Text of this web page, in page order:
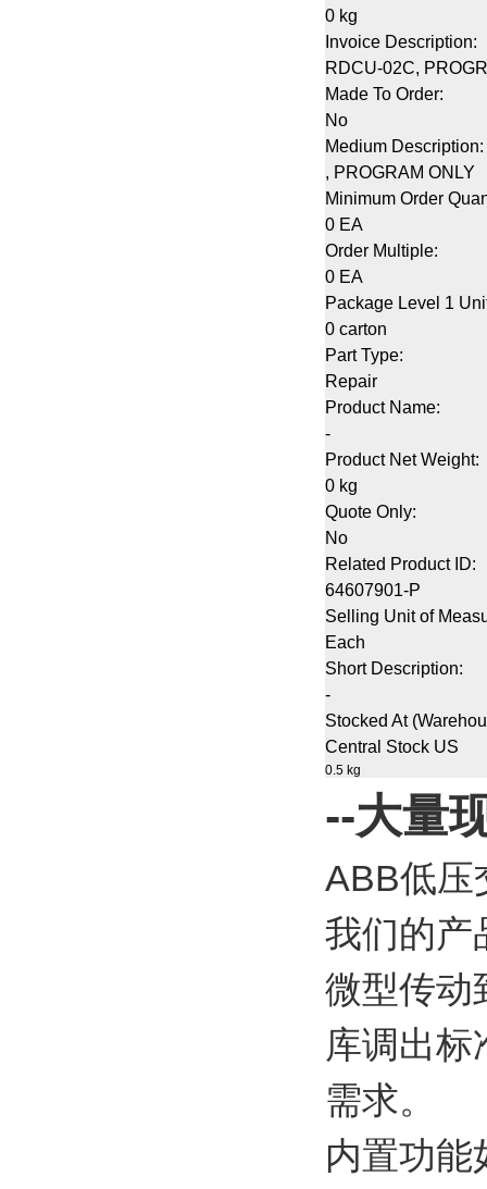
0 kg
Invoice Description:
RDCU-02C,
Made To Order:
No
Medium Description:
, PROGRAM ONLY
Minimum Order
0 EA
Order Multiple:
0 EA
Package Level 1
0 carton
Part Type:
Repair
Product Name:
-
Product Net Weight:
0 kg
Quote Only:
No
Related Product ID:
64607901-P
Selling Unit of
Each
Short Description:
-
Stocked At
Central Stock US
0.5 kg
--大量
ABB低压
我们的产
微型传动
库调出
需求。
内置功能